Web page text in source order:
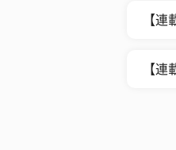
【
【